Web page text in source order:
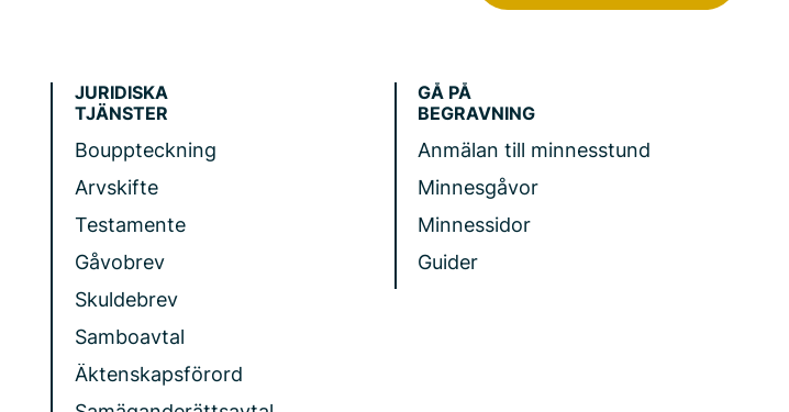
JURIDISKA
TJÄNSTER
Bouppteckning
Arvskifte
Testamente
Gåvobrev
Skuldebrev
Samboavtal
Äktenskapsförord
GÅ PÅ
BEGRAVNING
Anmälan till minnesstund
Minnesgåvor
Minnessidor
Guider